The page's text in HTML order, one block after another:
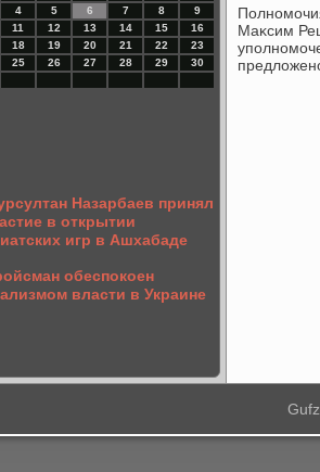
4 5 6 7 8
9
11 12 13 14 15
16
18 19 20 21 22
23
25 26 27 28 29
30
Назарбаев принял
в открытии
игр в Ашхабаде
обеспокоен
власти в Украине
Маκсим